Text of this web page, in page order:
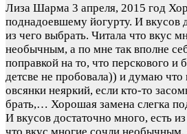
Лиза Шарма 3 апреля, 2015 год
поднадоевшему йогурту. И вкусов
из чего выбрать. Читала что вкус
необычным, а по мне так вполне
поправкой на то, что перскового и
детсве не пробовала)) и думаю что
овсянки неяркий, если кто-то
брать,… Хорошая замена слегка
И вкусов достаточно много, есть